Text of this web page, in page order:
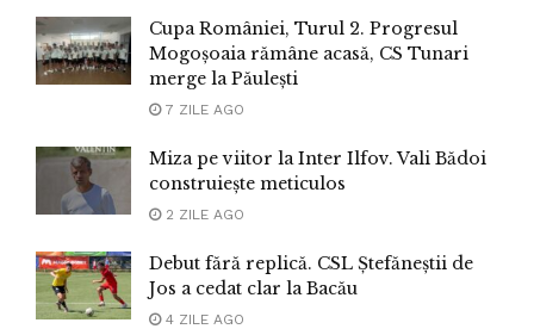
Cupa României, Turul 2. Progresul
Mogoșoaia rămâne acasă, CS Tunari
merge la Păulești
7 ZILE AGO
Miza pe viitor la Inter Ilfov. Vali Bădoi
construiește meticulos
2 ZILE AGO
Debut fără replică. CSL Ștefăneștii de
Jos a cedat clar la Bacău
4 ZILE AGO